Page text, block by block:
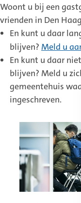
Woont u bij een
vrienden in Den
En kunt u daar
blijven? Meld u
En kunt u daar
blijven? Meld u
gemeentehuis
ingeschreven.